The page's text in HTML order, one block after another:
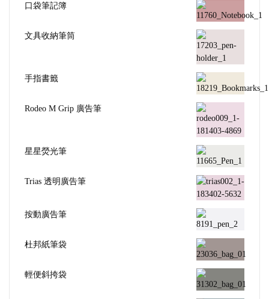
口袋筆記簿
文具收納筆筒
手指書籤
Rodeo M Grip 廣告筆
星星熒光筆
Trias 透明廣告筆
按動廣告筆
杜邦紙筆袋
輕便斜挎袋